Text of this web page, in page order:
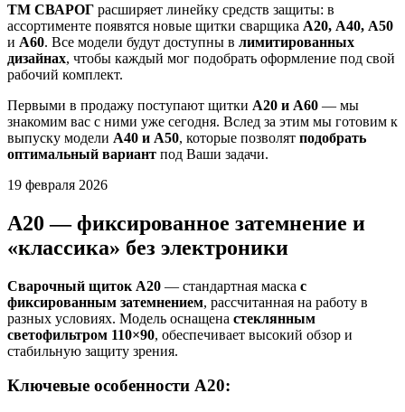
ТМ СВАРОГ расширяет линейку средств защиты: в
ассортименте появятся новые щитки сварщика A20, А40, А50
и A60. Все модели будут доступны в лимитированных
дизайнах, чтобы каждый мог подобрать оформление под свой
рабочий комплект.
Первыми в продажу поступают щитки A20 и A60 — мы
знакомим вас с ними уже сегодня. Вслед за этим мы готовим к
выпуску модели А40 и А50, которые позволят подобрать
оптимальный вариант под Ваши задачи.
19 февраля 2026
A20 — фиксированное затемнение и
«классика» без электроники
Сварочный щиток A20 — стандартная маска с
фиксированным затемнением, рассчитанная на работу в
разных условиях. Модель оснащена стеклянным
светофильтром 110×90, обеспечивает высокий обзор и
стабильную защиту зрения.
Ключевые особенности A20: